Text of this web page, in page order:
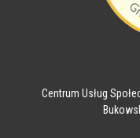
Centrum Usług